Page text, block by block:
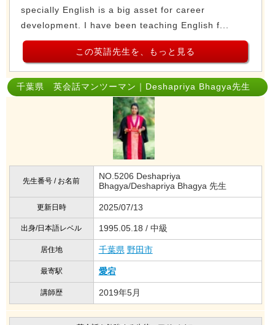
specially English is a big asset for career
development. I have been teaching English f...
この英語先生を、もっと見る
千葉県 英会話マンツーマン｜Deshapriya Bhagya先生
先生番号 / お名前
NO.5206 Deshapriya
Bhagya/Deshapriya Bhagya 先生
更新日時 2025/07/13
出身/日本語レベル 1995.05.18 / 中級
居住地 千葉県 野田市
最寄駅 愛宕
講師歴 2019年5月